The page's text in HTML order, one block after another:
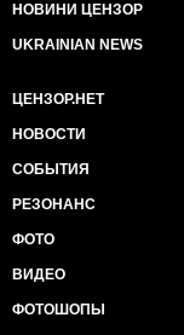
НОВИНИ ЦЕНЗОР
UKRAINIAN NEWS
ЦЕНЗОР.НЕТ
НОВОСТИ
СОБЫТИЯ
РЕЗОНАНС
ФОТО
ВИДЕО
ФОТОШОПЫ